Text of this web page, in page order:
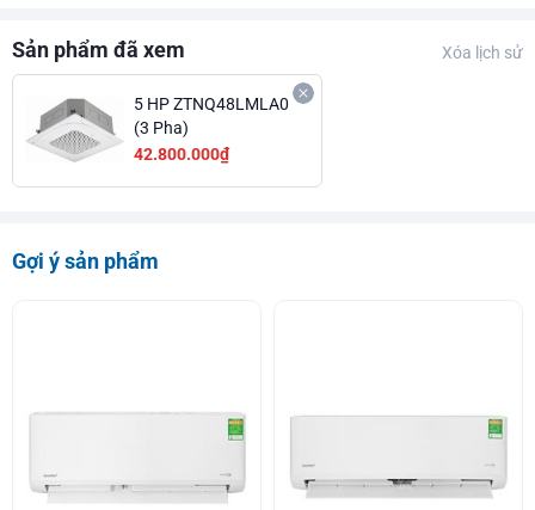
Sản phẩm đã xem Xóa lịch sử
5 HP ZTNQ48LMLA0
(3 Pha)
42.800.000₫
Gợi ý sản phẩm